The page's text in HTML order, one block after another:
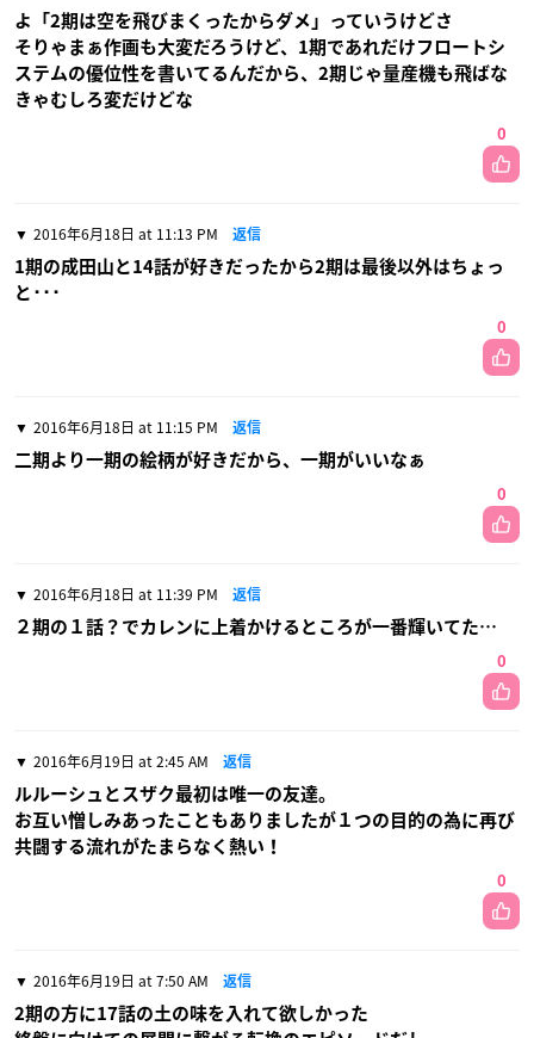
よ「2期は空を飛びまくったからダメ」っていうけどさ
そりゃまぁ作画も大変だろうけど、1期であれだけフロートシ
ステムの優位性を書いてるんだから、2期じゃ量産機も飛ばな
きゃむしろ変だけどな
0
2016年6月18日 at 11:13 PM 返信
1期の成田山と14話が好きだったから2期は最後以外はちょっ
と･･･
0
2016年6月18日 at 11:15 PM 返信
二期より一期の絵柄が好きだから、一期がいいなぁ
0
2016年6月18日 at 11:39 PM 返信
２期の１話？でカレンに上着かけるところが一番輝いてた…
0
2016年6月19日 at 2:45 AM 返信
ルルーシュとスザク最初は唯一の友達。
お互い憎しみあったこともありましたが１つの目的の為に再び
共闘する流れがたまらなく熱い！
0
2016年6月19日 at 7:50 AM 返信
2期の方に17話の土の味を入れて欲しかった